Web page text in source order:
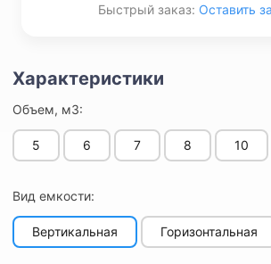
Объем, м3:
5 6 7 8 10
Вид емкости:
Вертикальная Горизонтальная
Быстрый заказ: Оставить